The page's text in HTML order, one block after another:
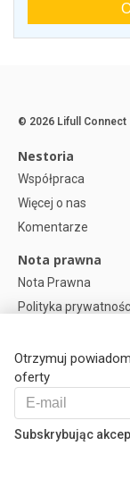
Otrzymuj
oferty
Subskrybując
© 2026 Lifull Connect
Nestoria
Współpraca
Więcej o nas
Komentarze
Nota prawna
Nota Prawna
Polityka
Preferencje plików
Help
Pytania
Nasi Partnerzy